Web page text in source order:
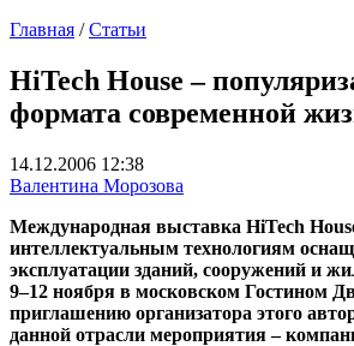
Главная / Статьи
Hi­Tech House –
формата современной
14.12.2006 12:38
Валентина Морозова
Международная выставка Hi­Tech
интеллектуальным технологиям
эксплуатации зданий, сооружений и
9–12 ноября в московском Гостином
приглашению организатора этого
данной отрасли мероприятия –